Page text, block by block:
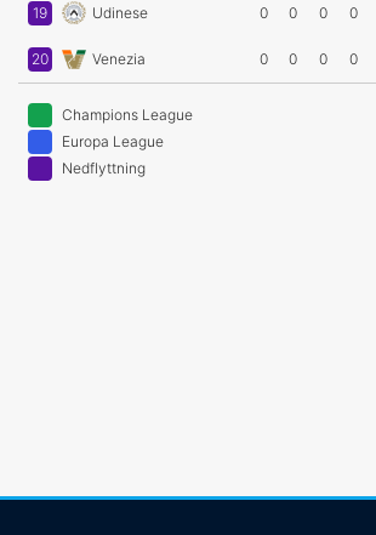
19 Udinese 0 0 0 0
20 Venezia 0 0 0 0
Champions League
Europa League
Nedflyttning